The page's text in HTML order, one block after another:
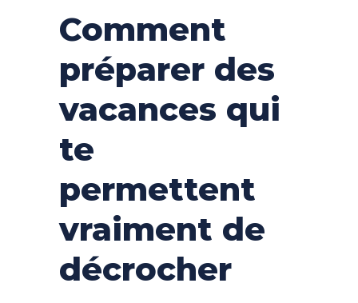
Comment
préparer des
vacances qui
te
permettent
vraiment de
décrocher